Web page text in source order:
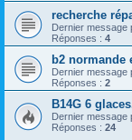
recherche
Dernier message
Réponses : 4
b2 normande
Dernier message
Réponses : 2
B14G 6
Dernier message
Réponses : 24